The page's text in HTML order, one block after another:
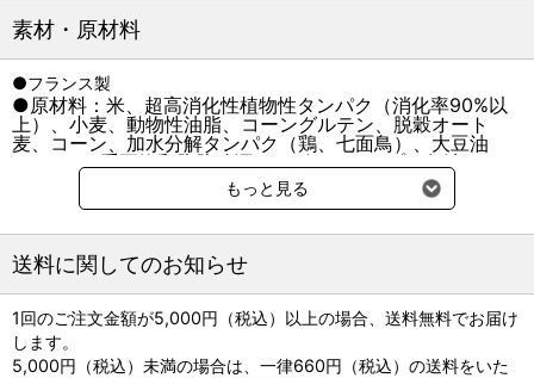
家族一人一人を想って食事を作り分けてあげたいと願う母の気持ち
のように、一頭一頭の犬のことを想い、より決め細やかな最良の栄
養素を取り入れています。
【こだわり】
その犬が何を必要としているかは、体の特徴や大きさ、成長スピー
ドによって異なります。
愛犬が真に必要としている栄養を研究し、50種類余りの栄養素を最
適なバランスで配合しています。 当社では多くのお客様にご購入い
ただくため、転売行為を目的としたご注文に関してはお断りをさせ
ていただいております。大量のご注文や、過剰な複数回のご注文に
関しては、キャンセルさせていただく場合がございます。
素材・原材料
●フランス製
●原材料：米、超高消化性植物性タンパク（消化率90%以
上）、小麦、動物性油脂、コーングルテン、脱穀オート
麦、コーン、加水分解タンパク（鶏、七面鳥）、大豆油
（オメガ6系不飽和脂肪酸源）、ビートパルプ、魚油（オメ
ガ3系不飽和脂肪酸〔EPA+DHA〕源）、亜麻の種子、フラ
クトオリゴ糖、ルリチシャ油、マリーゴールド（ルテイン
L-カルニチン）、ゼオライト、ポリリン酸ナトリウム、乳
化剤（グリセリン脂肪酸エステル）、ミネラル類 （Cl、
Ca、K、P、Na、Zn、Mg、Fe、Mn、Cu、I、Se）、ビタ
ミン類 （コリン、E、ナイアシン、C、パントテン酸カルシ
ウム、B6、B2、B1、葉酸、A、ビオチン、B12、K3、
D3）、保存料（ソルビン酸カリウム）、酸化防止剤（ミッ
クストコフェロール、ローズマリーエキス）
粗タンパク質23.5％以上 粗脂肪
15.0％以上
もっと見る
送料に関してのお知らせ
1回のご注文金額が5,000円（税込）以上の場合、送料無料でお届け
します。
5,000円（税込）未満の場合は、一律660円（税込）の送料をいた